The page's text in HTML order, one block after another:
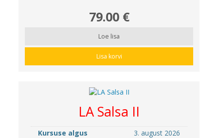
79.00 €
Loe lisa
Lisa korvi
LA Salsa II
Kursuse algus
3. august 2026